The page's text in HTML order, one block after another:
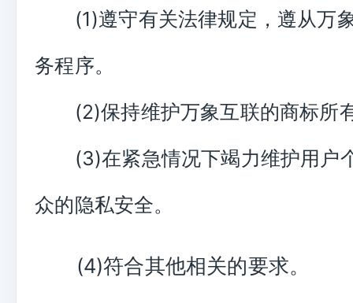
(1)遵守有关法律规定，遵从万
务程序。
(2)保持维护万象互联的商标所
(3)在紧急情况下竭力维护用户
众的隐私安全。
(4)符合其他相关的要求。